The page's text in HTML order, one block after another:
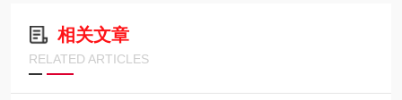
相关文章
RELATED ARTICLES